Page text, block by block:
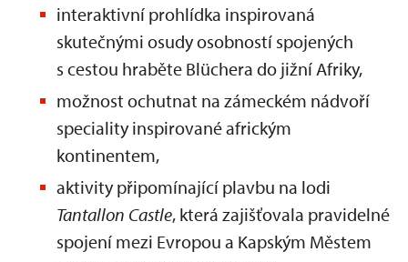
interaktivní prohlídka inspirovaná
skutečnými osudy osobností spojených
s cestou hraběte Blüchera do jižní Afriky,
možnost ochutnat na zámeckém nádvoří
speciality inspirované africkým
kontinentem,
aktivity připomínající plavbu na lodi
Tantallon Castle, která zajišťovala pravidelné
spojení mezi Evropou a Kapským Městem